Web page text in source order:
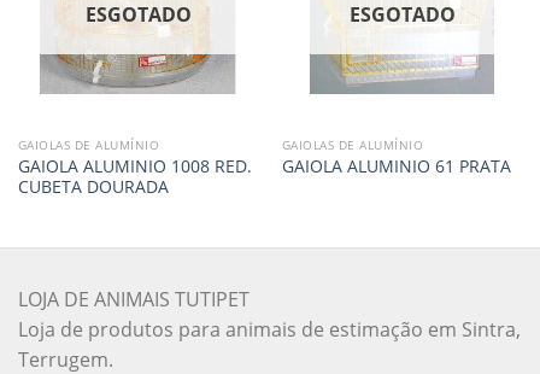
ESGOTADO
GAIOLAS DE ALUMÍNIO
GAIOLA ALUMINIO 1008 RED.
CUBETA DOURADA
ESGOTADO
GAIOLAS DE ALUMÍNIO
GAIOLA ALUMINIO 61 PRATA
LOJA DE ANIMAIS TUTIPET
Loja de produtos para animais de estimação em Sintra,
Terrugem.